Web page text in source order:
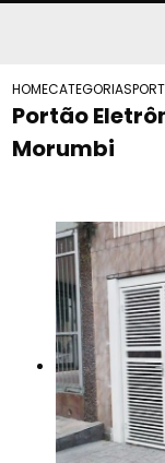
HOMECATEGORIAS
Portão
Morumbi